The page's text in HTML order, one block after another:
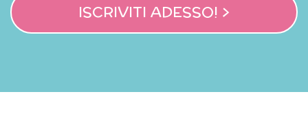
ISCRIVITI ADESSO! >